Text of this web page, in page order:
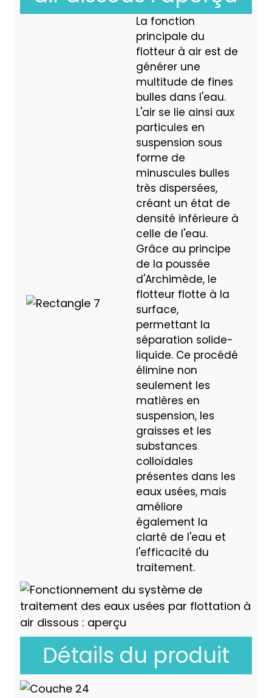
La fonction
principale du
flotteur à air est de
générer une
multitude de fines
bulles dans l'eau.
L'air se lie ainsi aux
particules en
suspension sous
forme de
minuscules bulles
très dispersées,
créant un état de
densité inférieure à
celle de l'eau.
Grâce au principe
de la poussée
d'Archimède, le
flotteur flotte à la
surface,
permettant la
séparation solide-
liquide. Ce procédé
élimine non
seulement les
matières en
suspension, les
graisses et les
substances
colloïdales
présentes dans les
eaux usées, mais
améliore
également la
clarté de l'eau et
l'efficacité du
traitement.
Détails du produit